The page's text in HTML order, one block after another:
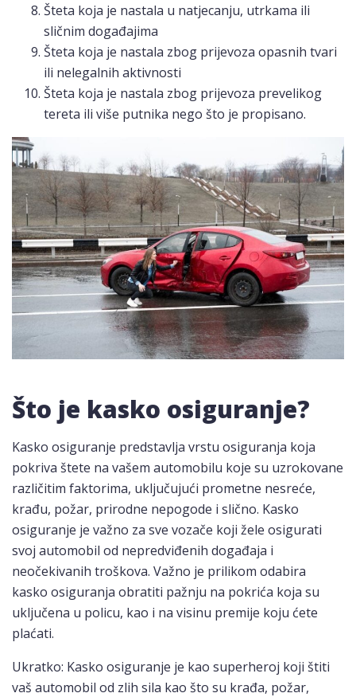
Šteta koja je nastala u natjecanju, utrkama ili
sličnim događajima
Šteta koja je nastala zbog prijevoza opasnih tvari
ili nelegalnih aktivnosti
Šteta koja je nastala zbog prijevoza prevelikog
tereta ili više putnika nego što je propisano.
Što je kasko osiguranje?
Kasko osiguranje predstavlja vrstu osiguranja koja
pokriva štete na vašem automobilu koje su uzrokovane
različitim faktorima, uključujući prometne nesreće,
krađu, požar, prirodne nepogode i slično. Kasko
osiguranje je važno za sve vozače koji žele osigurati
svoj automobil od nepredviđenih događaja i
neočekivanih troškova. Važno je prilikom odabira
kasko osiguranja obratiti pažnju na pokrića koja su
uključena u policu, kao i na visinu premije koju ćete
plaćati.
Ukratko: Kasko osiguranje je kao superheroj koji štiti
vaš automobil od zlih sila kao što su krađa, požar,